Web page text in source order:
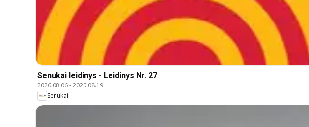
Senukai leidinys - Leidinys Nr. 27
2026.08.06-2026.08.19
Senukai